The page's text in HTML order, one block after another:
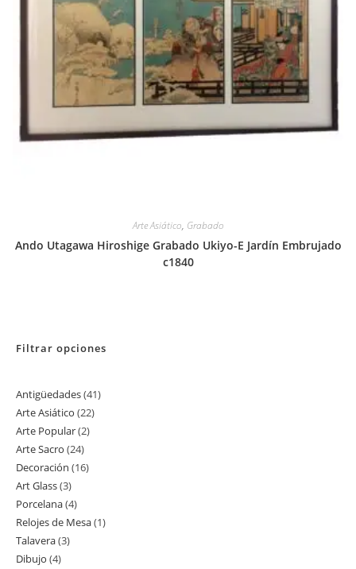
Arte Asiático, Grabado
Ando Utagawa Hiroshige Grabado Ukiyo-E Jardín Embrujado
c1840
Filtrar opciones
Antigüedades 4141
Arte Asiático 2222
Arte Popular 22
Arte Sacro 2424
productos
Decoración 1616
Art Glass 33
productos
Porcelana 44
productos
Relojes de Mesa 11
Talavera 33
Dibujo 44